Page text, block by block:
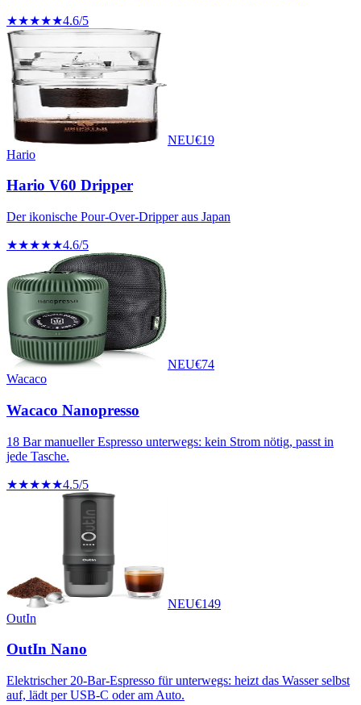
★★★★★4.6/5
NEU€19
Hario
Hario V60 Dripper
Der ikonische Pour-Over-Dripper aus Japan
★★★★★4.6/5
NEU€74
Wacaco
Wacaco Nanopresso
18 Bar manueller Espresso unterwegs: kein Strom nötig, passt in
jede Tasche.
★★★★★4.5/5
NEU€149
OutIn
OutIn Nano
Elektrischer 20-Bar-Espresso für unterwegs: heizt das Wasser selbst
auf, lädt per USB-C oder am Auto.